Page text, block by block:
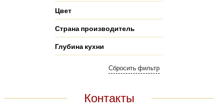
Цвет
Страна производитель
Глубина кухни
Контакты